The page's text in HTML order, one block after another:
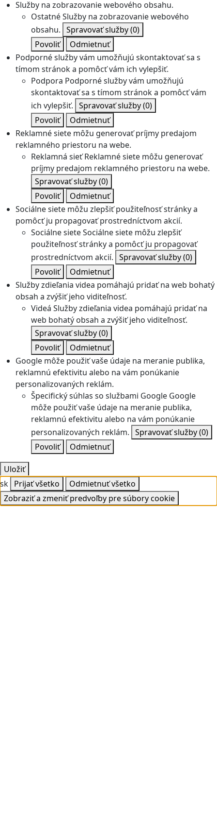
Služby na zobrazovanie webového obsahu.
OstatnéSlužby na zobrazovanie webového
obsahu. Spravovať služby(0)
Povoliť
Odmietnuť
Podporné služby vám umožňujú skontaktovať sa s
tímom stránok a pomôcť vám ich vylepšiť.
Podpora Podporné služby vám umožňujú
skontaktovať sa s tímom stránok a pomôcť vám
ich vylepšiť. Spravovať služby(0)
Povoliť
Odmietnuť
Reklamné siete môžu generovať príjmy predajom
reklamného priestoru na webe.
Reklamná sieť Reklamné siete môžu generovať
príjmy predajom reklamného priestoru na webe.
Spravovať služby(0)
Povoliť
Odmietnuť
Sociálne siete môžu zlepšiť použiteľnosť stránky a
pomôcť ju propagovať prostredníctvom akcií.
Sociálne sieteSociálne siete môžu zlepšiť
použiteľnosť stránky a pomôcť ju propagovať
prostredníctvom akcií. Spravovať služby(0)
Povoliť
Odmietnuť
Služby zdieľania videa pomáhajú pridať na web bohatý
obsah a zvýšiť jeho viditeľnosť.
Videá Služby zdieľania videa pomáhajú pridať na
web bohatý obsah a zvýšiť jeho viditeľnosť.
Spravovať služby(0)
Povoliť
Odmietnuť
Google môže použiť vaše údaje na meranie publika,
reklamnú efektivitu alebo na vám ponúkanie
personalizovaných reklám.
Špecifický súhlas so službami Google Google
môže použiť vaše údaje na meranie publika,
reklamnú efektivitu alebo na vám ponúkanie
personalizovaných reklám. Spravovať služby(0)
Povoliť
Odmietnuť
Uložiť
sk Prijať všetko
Odmietnuť všetko
Zobraziť a zmeniť predvoľby pre súbory cookie